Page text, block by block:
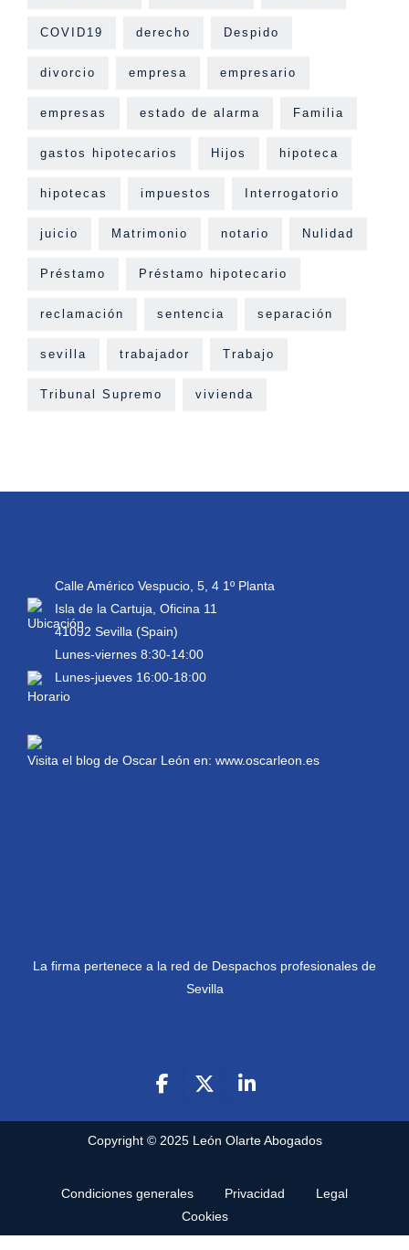
COVID19 derecho Despido
divorcio empresa empresario
empresas estado de alarma Familia
gastos hipotecarios Hijos hipoteca
hipotecas impuestos Interrogatorio
juicio Matrimonio notario Nulidad
Préstamo Préstamo hipotecario
reclamación sentencia separación
sevilla trabajador Trabajo
Tribunal Supremo vivienda
Calle Américo Vespucio, 5, 4 1º Planta
Isla de la Cartuja, Oficina 11
41092 Sevilla (Spain)
Lunes-viernes 8:30-14:00
Lunes-jueves 16:00-18:00
Visita el blog de Oscar León en: www.oscarleon.es
La firma pertenece a la red de Despachos profesionales de
Sevilla
Copyright © 2025 León Olarte Abogados
Condiciones generales Privacidad
Legal
Cookies